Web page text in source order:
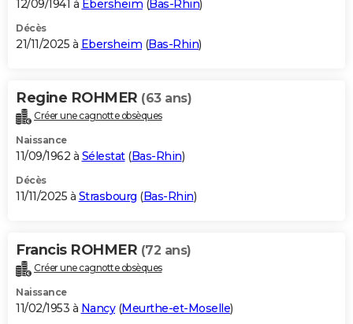
12/09/1941 à Ebersheim (Bas-Rhin)
Décès
21/11/2025 à Ebersheim (Bas-Rhin)
Regine ROHMER (63 ans)
Créer une cagnotte obsèques
Naissance
11/09/1962 à Sélestat(Bas-Rhin)
Décès
11/11/2025 à Strasbourg (Bas-Rhin)
Francis ROHMER (72 ans)
Créer une cagnotte obsèques
Naissance
11/02/1953 à Nancy(Meurthe-et-Moselle)